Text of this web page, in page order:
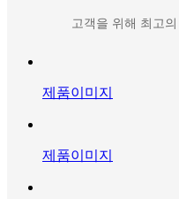
고객을 위해 최고
제품이미지
제품이미지